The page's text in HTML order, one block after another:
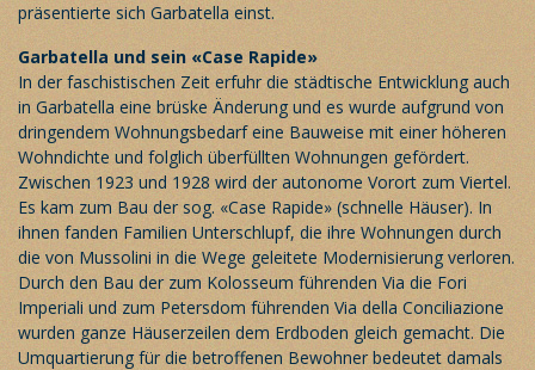
präsentierte sich Garbatella einst.
Garbatella und sein «Case Rapide»
In der faschistischen Zeit erfuhr die städtische Entwicklung auch
in Garbatella eine brüske Änderung und es wurde aufgrund von
dringendem Wohnungsbedarf eine Bauweise mit einer höheren
Wohndichte und folglich überfüllten Wohnungen gefördert.
Zwischen 1923 und 1928 wird der autonome Vorort zum Viertel.
Es kam zum Bau der sog. «Case Rapide» (schnelle Häuser). In
ihnen fanden Familien Unterschlupf, die ihre Wohnungen durch
die von Mussolini in die Wege geleitete Modernisierung verloren.
Durch den Bau der zum Kolosseum führenden Via die Fori
Imperiali und zum Petersdom führenden Via della Conciliazione
wurden ganze Häuserzeilen dem Erdboden gleich gemacht. Die
Umquartierung für die betroffenen Bewohner bedeutet damals